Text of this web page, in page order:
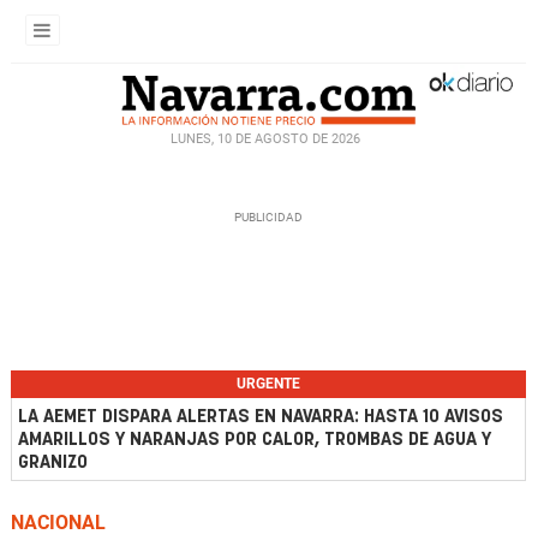
LUNES, 10 DE AGOSTO DE 2026
URGENTE
LA AEMET DISPARA ALERTAS EN NAVARRA: HASTA 10 AVISOS
AMARILLOS Y NARANJAS POR CALOR, TROMBAS DE AGUA Y
GRANIZO
NACIONAL